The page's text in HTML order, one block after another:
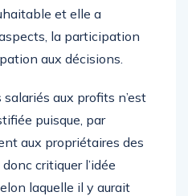
et elle a
la participation
aux décisions.
aux profits n’est
puisque, par
aux propriétaires des
critiquer l’idée
laquelle il y aurait